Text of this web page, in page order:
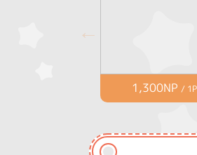
1,300NP /